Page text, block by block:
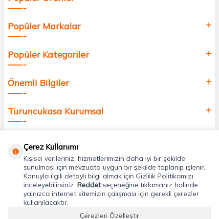
Popüler Markalar
Popüler Kategoriler
Önemli Bilgiler
Turuncukasa Kurumsal
Uygulamalarımız
Adres & İletişim
Çerez Kullanımı
Kişisel verileriniz, hizmetlerimizin daha iyi bir şekilde
sunulması için mevzuata uygun bir şekilde toplanıp işlenir.
Konuyla ilgili detaylı bilgi almak için Gizlilik Politikamızı
inceleyebilirsiniz. Reddetseçeneğine tıklamanız halinde
yalnızca internet sitemizin çalışması için gerekli çerezler
kullanılacaktır.
Çerezleri Özelleştir